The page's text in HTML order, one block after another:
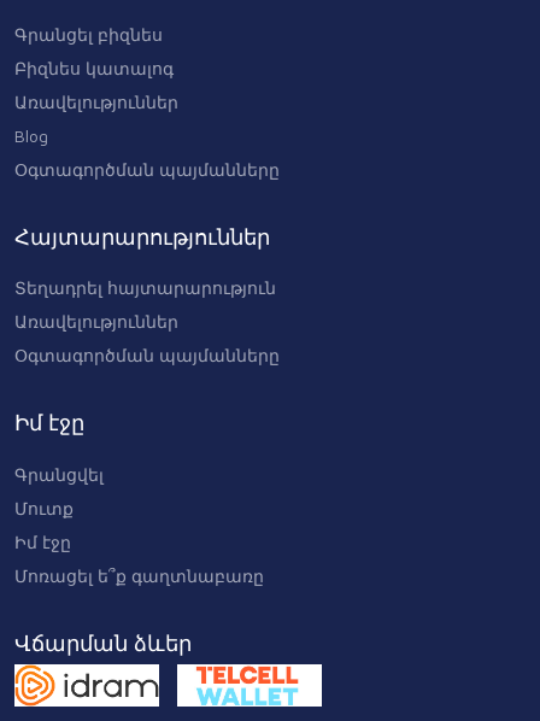
Գրանցել բիզնես
Բիզնես կատալոգ
Առավելություններ
Blog
Օգտագործման պայմանները
Հայտարարություններ
Տեղադրել հայտարարություն
Առավելություններ
Օգտագործման պայմանները
Իմ էջը
Գրանցվել
Մուտք
Իմ էջը
Մոռացել ե՞ք գաղտնաբառը
Վճարման ձևեր